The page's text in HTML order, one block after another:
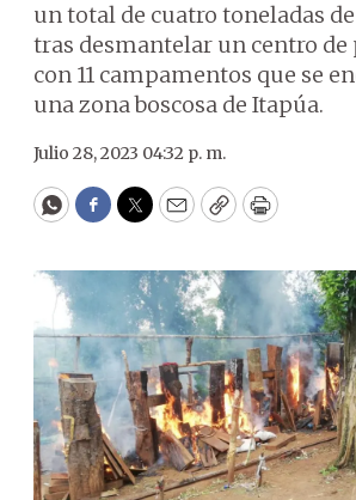
un total de cuatro toneladas
tras desmantelar un centro
con 11 campamentos que se
una zona boscosa de Itapúa.
Julio 28, 2023 04:32 p. m.
WhatsApp
Facebook
Twitter
EmailCopyPrint